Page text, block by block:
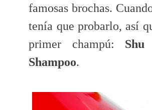
famosas brochas.
tenía que probarlo, así
primer champú:
Shampoo.